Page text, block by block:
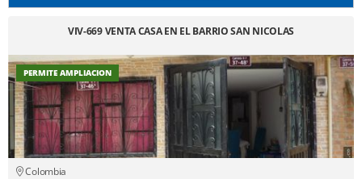
VIV-669 VENTA CASA EN EL BARRIO SAN NICOLAS
PERMITE AMPLIACION
Colombia